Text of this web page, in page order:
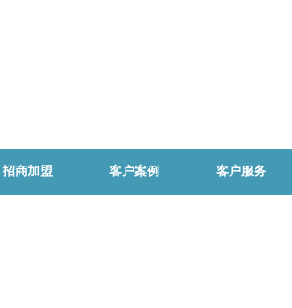
招商加盟 客户案例 客户服务